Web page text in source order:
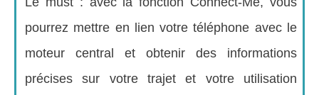
pourrez mettre en lien votre téléphone avec le
moteur central et obtenir des informations
précises sur votre trajet et votre utilisation